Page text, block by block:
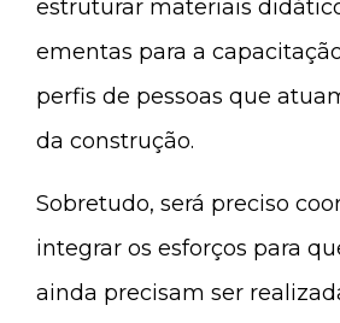
estruturar materiais
ementas para a
perfis de pessoas que
da construção.
Sobretudo, será preciso
integrar os esforços para
ainda precisam ser